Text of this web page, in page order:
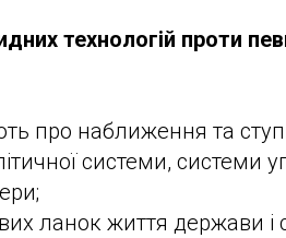
технологій проти
про наближення та
системи, системи
ланок життя держави і